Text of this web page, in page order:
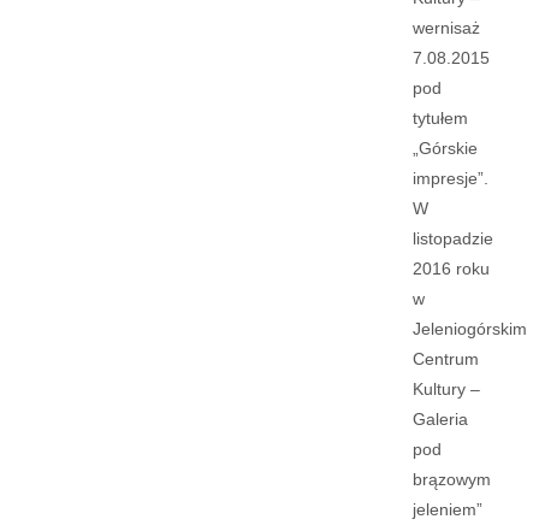
wernisaż
7.08.2015
pod
tytułem
„Górskie
impresje”.
W
listopadzie
2016 roku
w
Jeleniogórskim
Centrum
Kultury –
Galeria
pod
brązowym
jeleniem”